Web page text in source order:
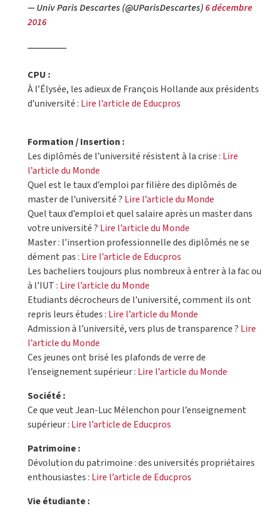
— Univ Paris Descartes (@UParisDescartes)6 décembre
2016
CPU :
À l’Élysée, les adieux de François Hollande aux présidents
d’université : Lire l’article de Educpros
Formation / Insertion :
Les diplômés de l’université résistent à la crise : Lire
l’article du Monde
Quel est le taux d’emploi par filière des diplômés de
master de l’université ? Lire l’article du Monde
Quel taux d’emploi et quel salaire après un master dans
votre université ? Lire l’article du Monde
Master : l’insertion professionnelle des diplômés ne se
dément pas : Lire l’article de Educpros
Les bacheliers toujours plus nombreux à entrer à la fac ou
à l’IUT : Lire l’article du Monde
Etudiants décrocheurs de l’université, comment ils ont
repris leurs études : Lire l’article du Monde
Admission à l’université, vers plus de transparence ? Lire
l’article du Monde
Ces jeunes ont brisé les plafonds de verre de
l’enseignement supérieur : Lire l’article du Monde
Société :
Ce que veut Jean-Luc Mélenchon pour l’enseignement
supérieur : Lire l’article de Educpros
Patrimoine :
Dévolution du patrimoine : des universités propriétaires
enthousiastes : Lire l’article de Educpros
Vie étudiante :